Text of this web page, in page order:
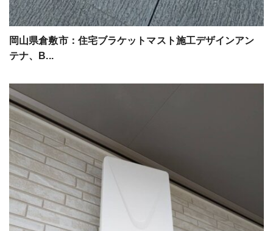
岡山県倉敷市：住宅ブラケットマスト施工デザインアン
テナ、B...